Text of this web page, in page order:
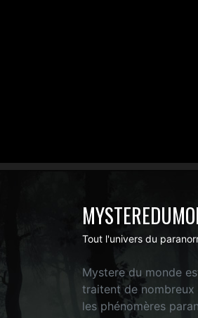
Tout l'univers du
Mystere du monde
traitent de nombreux
les phénomères